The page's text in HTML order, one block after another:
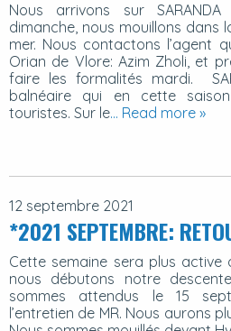
Nous arrivons sur
dimanche, nous mouillons dans
mer. Nous contactons l’agent
Orian de Vlore: Azim Zholi, et
faire les formalités mardi.
balnéaire qui en cette
touristes. Sur le… Read more »
12 septembre 2021
*2021 SEPTEMBRE:
Cette semaine sera plus active
nous débutons notre
sommes attendus le 15
l’entretien de MR. Nous aurons